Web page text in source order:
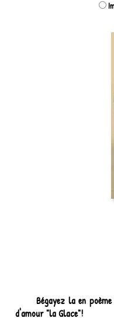
Bégayez la en
d'amour "la Glace"!